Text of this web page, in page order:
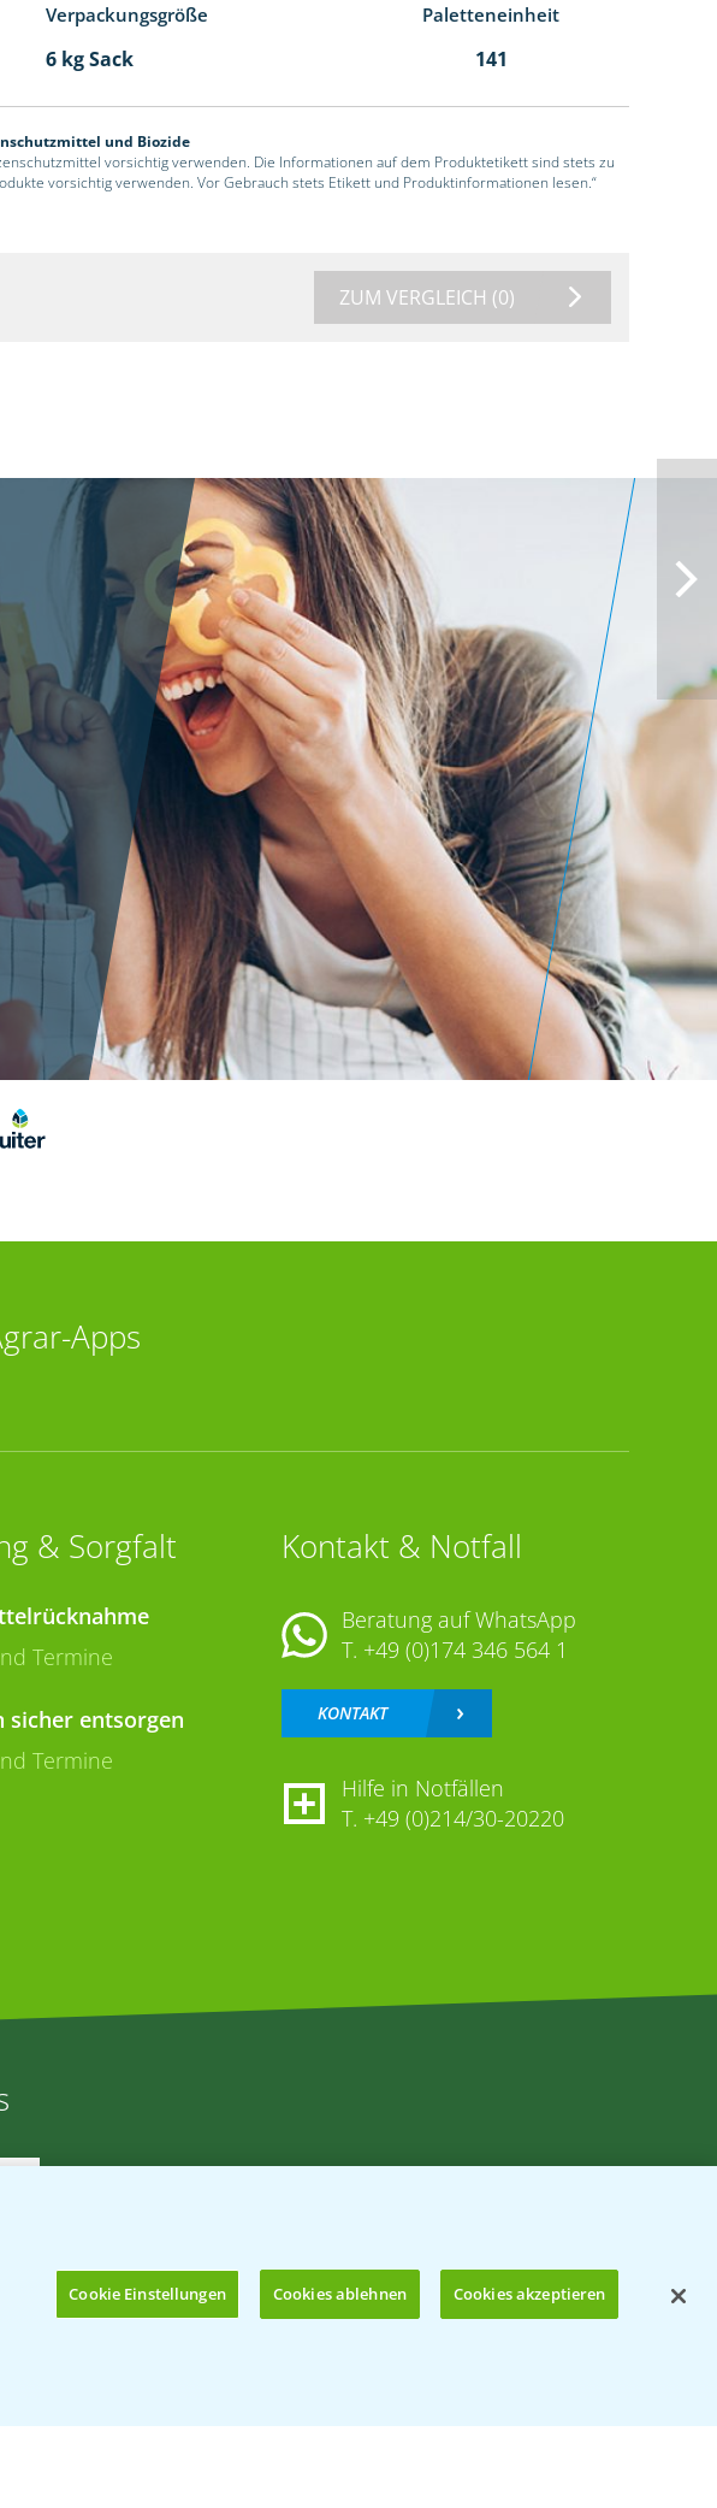
Verpackungsgröße Paletteneinheit
6 kg Sack 141
und Biozide
vorsichtig verwenden. Die Informationen auf dem Produktetikett sind stets zu
vorsichtig verwenden. Vor Gebrauch stets Etikett und Produktinformationen lesen.“
ZUM VERGLEICH (0)
Apps
& Sorgfalt
Termine
sicher entsorgen
Termine
Kontakt & Notfall
Beratung auf WhatsApp
T. +49 (0)174 346 564 1
KONTAKT
Hilfe in Notfällen
T. +49 (0)214/30-20220
Cookie Einstellungen Cookies ablehnen Cookies akzeptieren